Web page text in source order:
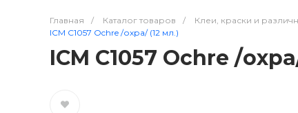
Главная / Каталог товаров / Клеи, краски и
ICM C1057 Ochre /охра/ (12 мл.)
ICM C1057 Ochre /